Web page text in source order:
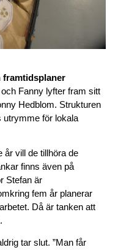
framtidsplaner
Fanny lyfter fram sitt
Hedblom. Strukturen
utrymme för lokala
år vill de tillhöra de
finns även på
Stefan är
fem år planerar
Då är tanken att
tar slut. ”Man får